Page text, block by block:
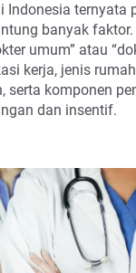
Indonesia ternyata
banyak
umum” atau
kerja, jenis
serta komponen
dan insentif.